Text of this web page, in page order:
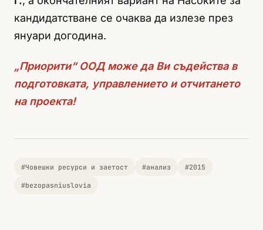
кандидатстване се очаква да излезе през
януари догодина.
„Приорити“ ООД може да Ви съдейства в
подготовката, управлението и отчитането
на проекта!
#Човешки ресурси и заетост #анализ #2015
#bezopasniuslovia